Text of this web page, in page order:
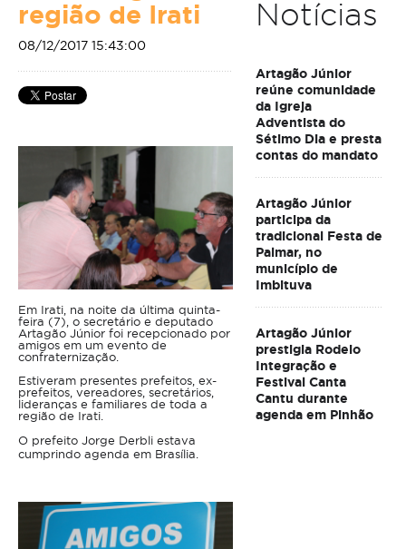
região de Irati
08/12/2017 15:43:00
Em Irati, na noite da última quinta-
feira (7), o secretário e deputado
Artagão Júnior foi recepcionado por
amigos em um evento de
confraternização.
Estiveram presentes prefeitos, ex-
prefeitos, vereadores, secretários,
lideranças e familiares de toda a
região de Irati.
O prefeito Jorge Derbli estava
cumprindo agenda em Brasília.
Notícias
Artagão Júnior
reúne comunidade
da Igreja
Adventista do
Sétimo Dia e presta
contas do mandato
Artagão Júnior
participa da
tradicional Festa de
Palmar, no
município de
Imbituva
Artagão Júnior
prestigia Rodeio
Integração e
Festival Canta
Cantu durante
agenda em Pinhão